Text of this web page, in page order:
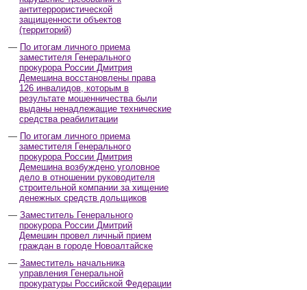
антитеррористической
защищенности объектов
(территорий)
По итогам личного приема
заместителя Генерального
прокурора России Дмитрия
Демешина восстановлены права
126 инвалидов, которым в
результате мошенничества были
выданы ненадлежащие технические
средства реабилитации
По итогам личного приема
заместителя Генерального
прокурора России Дмитрия
Демешина возбуждено уголовное
дело в отношении руководителя
строительной компании за хищение
денежных средств дольщиков
Заместитель Генерального
прокурора России Дмитрий
Демешин провел личный прием
граждан в городе Новоалтайске
Заместитель начальника
управления Генеральной
прокуратуры Российской Федерации